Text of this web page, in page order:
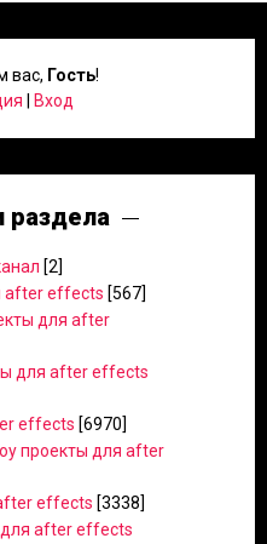
вас, Гость!
Вход
раздела
[2]
after effects [567]
для after
для after effects
effects [6970]
проекты для after
effects [3338]
для after effects